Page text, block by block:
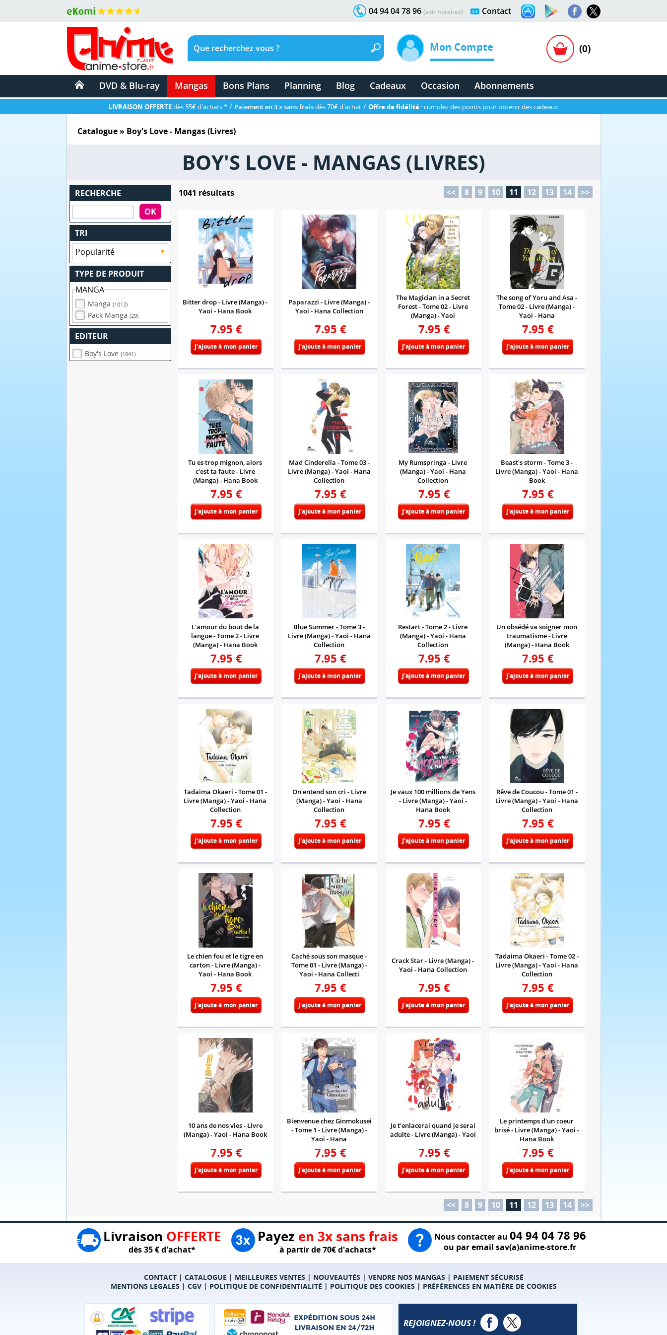
Contact
04 94 04 78 96 (voir horaires)
Mon Compte (0)
DVD & Blu-ray Mangas Bons Plans Planning Blog Cadeaux Occasion Abonnements
LIVRAISON OFFERTEdès 35€ d'achats * / Paiement en 3 x sans fraisdès 70€ d'achat / Offre de fidélité : cumulez des points pour obtenir des cadeaux
Catalogue» Boy's Love - Mangas (Livres)
BOY'S LOVE - MANGAS (LIVRES)
RECHERCHE
TRI
TYPE DE PRODUIT
MANGA
Manga (1012)
Pack Manga (29)
EDITEUR
Boy's Love (1041)
1041 résultats << 8 9 10 11 12 13 14 >>
Bitter drop - Livre (Manga) -
Yaoi - Hana Book
7.95 €
J'ajoute à mon panier
Paparazzi - Livre (Manga) -
Yaoi - Hana Collection
7.95 €
J'ajoute à mon panier
The Magician in a Secret
Forest - Tome 02 - Livre
(Manga) - Yaoi
7.95 €
J'ajoute à mon panier
The song of Yoru and Asa -
Tome 02 - Livre (Manga) -
Yaoi - Hana
7.95 €
J'ajoute à mon panier
Tu es trop mignon, alors
c'est ta faute - Livre
(Manga) - Hana Book
7.95 €
J'ajoute à mon panier
Mad Cinderella - Tome 03 -
Livre (Manga) - Yaoi - Hana
Collection
7.95 €
J'ajoute à mon panier
My Rumspringa - Livre
(Manga) - Yaoi - Hana
Collection
7.95 €
J'ajoute à mon panier
Beast's storm - Tome 3 -
Livre (Manga) - Yaoi - Hana
Book
7.95 €
J'ajoute à mon panier
L'amour du bout de la
langue - Tome 2 - Livre
(Manga) - Hana Book
7.95 €
J'ajoute à mon panier
Blue Summer - Tome 3 -
Livre (Manga) - Yaoi - Hana
Collection
7.95 €
J'ajoute à mon panier
Restart - Tome 2 - Livre
(Manga) - Yaoi - Hana
Collection
7.95 €
J'ajoute à mon panier
Un obsédé va soigner mon
traumatisme - Livre
(Manga) - Hana Book
7.95 €
J'ajoute à mon panier
Tadaima Okaeri - Tome 01 -
Livre (Manga) - Yaoi - Hana
Collection
7.95 €
J'ajoute à mon panier
On entend son cri - Livre
(Manga) - Yaoi - Hana
Collection
7.95 €
J'ajoute à mon panier
Je vaux 100 millions de Yens
- Livre (Manga) - Yaoi -
Hana Book
7.95 €
J'ajoute à mon panier
Rêve de Coucou - Tome 01 -
Livre (Manga) - Yaoi - Hana
Collection
7.95 €
J'ajoute à mon panier
Le chien fou et le tigre en
carton - Livre (Manga) -
Yaoi - Hana Book
7.95 €
J'ajoute à mon panier
Caché sous son masque -
Tome 01 - Livre (Manga) -
Yaoi - Hana Collecti
7.95 €
J'ajoute à mon panier
Crack Star - Livre (Manga) -
Yaoi - Hana Collection
7.95 €
J'ajoute à mon panier
Tadaima Okaeri - Tome 02 -
Livre (Manga) - Yaoi - Hana
Collection
7.95 €
J'ajoute à mon panier
10 ans de nos vies - Livre
(Manga) - Yaoi - Hana Book
7.95 €
J'ajoute à mon panier
Bienvenue chez Ginmokusei
- Tome 1 - Livre (Manga) -
Yaoi - Hana
7.95 €
J'ajoute à mon panier
Je t'enlacerai quand je serai
adulte - Livre (Manga) - Yaoi
7.95 €
J'ajoute à mon panier
Le printemps d'un coeur
brisé - Livre (Manga) - Yaoi -
Hana Book
7.95 €
J'ajoute à mon panier
<< 8 9 10 11 12 13 14 >>
Livraison OFFERTE
dès 35 € d'achat*
Payez en 3x sans frais
à partir de 70€ d'achats*
Nous contacter au 04 94 04 78 96
ou par email sav(a)anime-store.fr
CONTACT| CATALOGUE | MEILLEURES VENTES | NOUVEAUTÉS | VENDRE NOS MANGAS | PAIEMENT SÉCURISÉ
MENTIONS LEGALES | CGV| POLITIQUE DE CONFIDENTIALITÉ | POLITIQUE DES COOKIES | PRÉFÉRENCES EN MATIÈRE DE COOKIES
REJOIGNEZ-NOUS !